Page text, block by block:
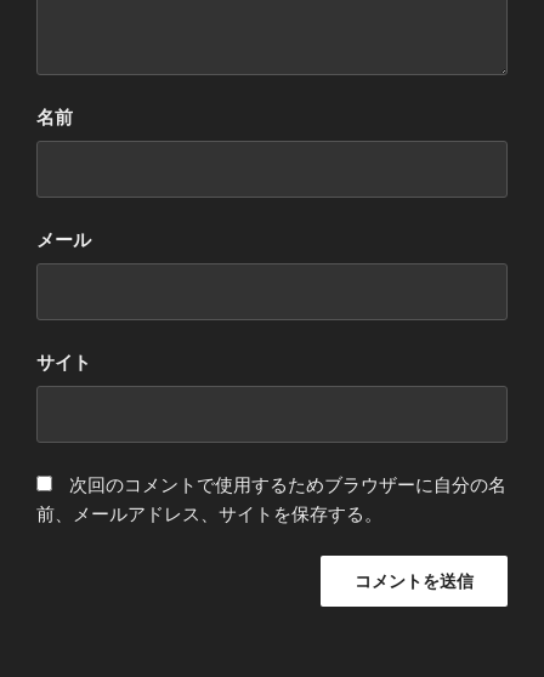
名前
メール
サイト
次回のコメントで使用するためブラウザーに自分の名
前、メールアドレス、サイトを保存する。